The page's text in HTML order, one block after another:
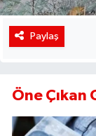
Paylaş
Öne Çıkan